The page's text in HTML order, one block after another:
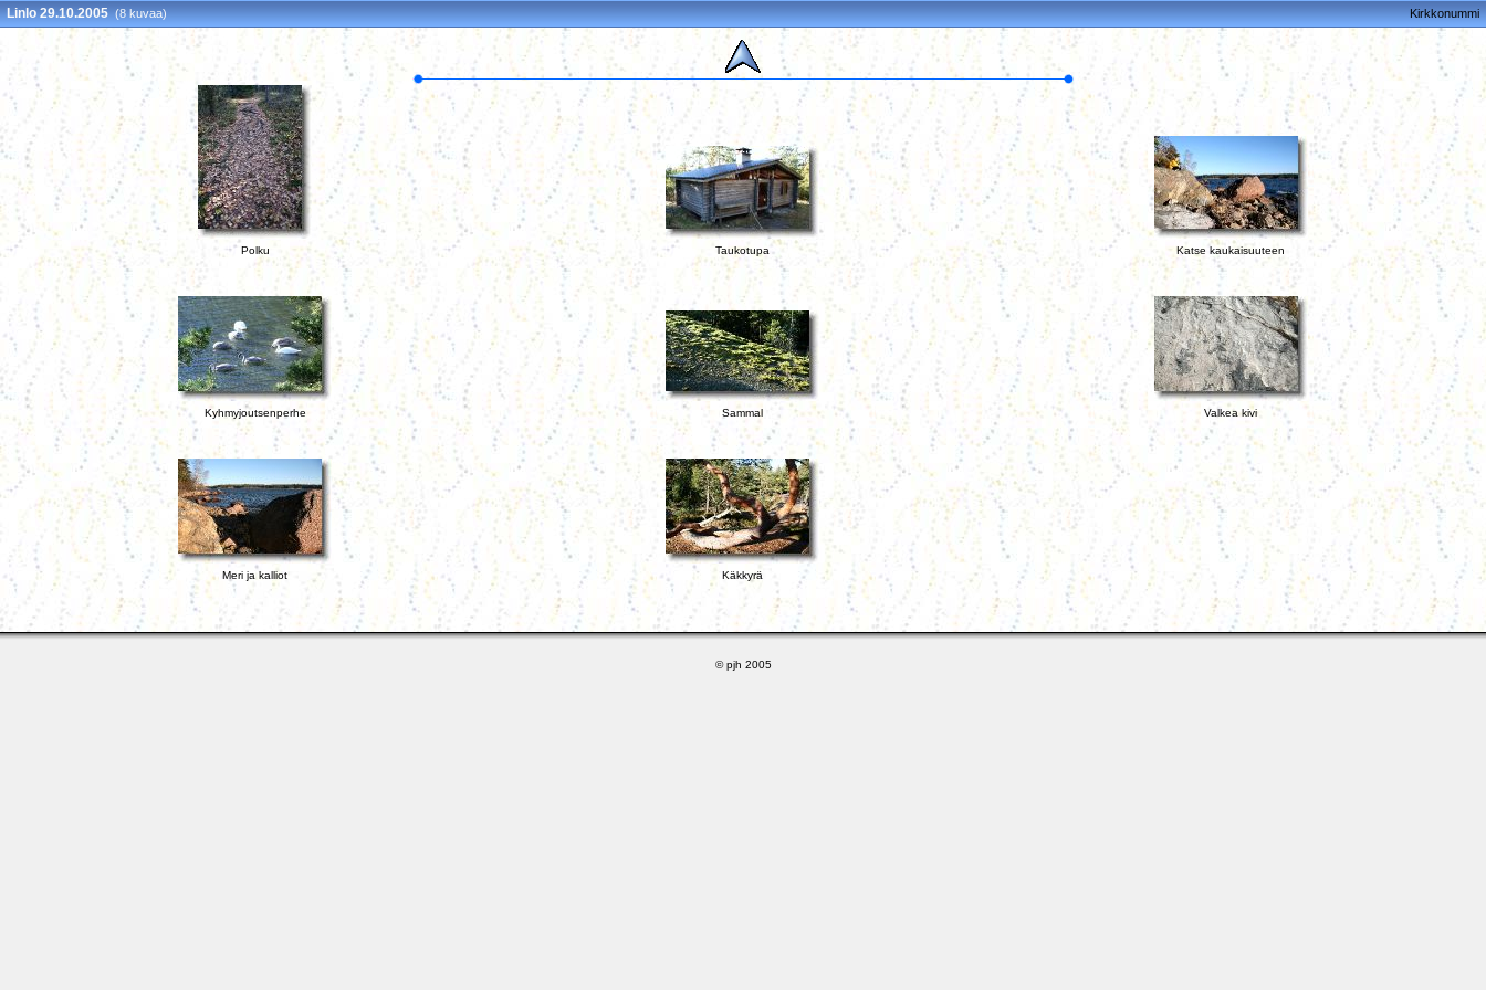
Linlo 29.10.2005 (8 kuvaa) Kirkkonummi
Polku Taukotupa Katse kaukaisuuteen
Kyhmyjoutsenperhe Sammal Valkea kivi
Meri ja kalliot Käkkyrä
© pjh 2005